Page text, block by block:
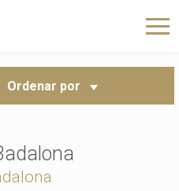
Ordenar por